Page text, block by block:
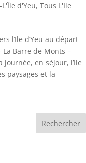
L'Île d'Yeu, Tous L'Ile
l’Ile d’Yeu au départ
La Barre de Monts –
journée, en séjour, l’Ile
paysages et la
Rechercher